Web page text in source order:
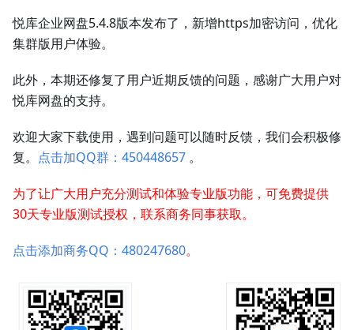
悦库企业网盘5.4.8版本发布了，新增https加密访问，优化
集群版用户体验。
此外，本期还修复了用户近期反馈的问题，感谢广大用户对
悦库网盘的支持。
欢迎大家下载使用，遇到问题可以随时反馈，我们会积极修
复。 点击加QQ群：450448657 。
为了让广大用户充分测试和体验专业版功能，可免费提供
30天专业版测试授权，联系商务同事获取。
点击添加商务QQ：480247680。